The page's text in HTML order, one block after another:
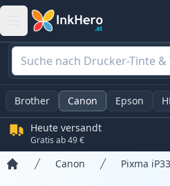
Brother Canon Epson
Heute versandt
Gratis ab 49 €
Canon Pixma